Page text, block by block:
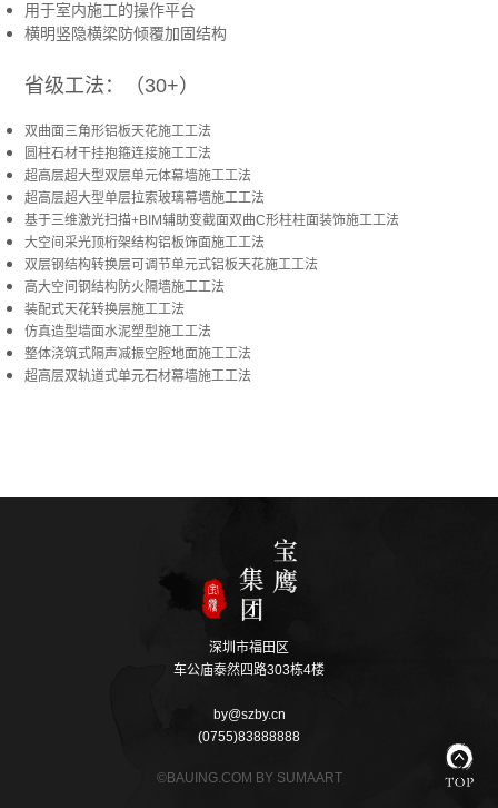
用于室内施工的操作平台
横明竖隐横梁防倾覆加固结构
省级工法：（30+）
双曲面三角形铝板天花施工工法
圆柱石材干挂抱箍连接施工工法
超高层超大型双层单元体幕墙施工工法
超高层超大型单层拉索玻璃幕墙施工工法
基于三维激光扫描+BIM辅助变截面双曲C形柱柱面装饰施工工法
大空间采光顶桁架结构铝板饰面施工工法
双层钢结构转换层可调节单元式铝板天花施工工法
高大空间钢结构防火隔墙施工工法
装配式天花转换层施工工法
仿真造型墙面水泥塑型施工工法
整体浇筑式隔声减振空腔地面施工工法
超高层双轨道式单元石材幕墙施工工法
深圳市福田区
车公庙泰然四路303栋4楼
by@szby.cn
(0755)83888888
©BAUING.COM BY SUMAART